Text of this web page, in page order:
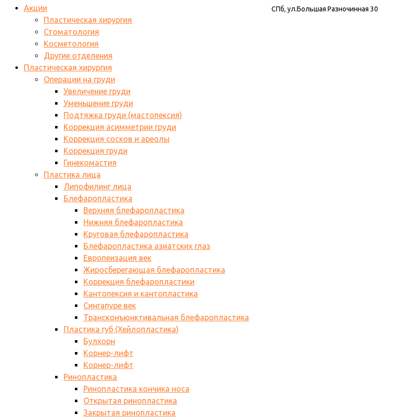
СПб, ул.Большая Разночинная 30
Акции
Пластическая хирургия
Стоматология
Косметология
Другие отделения
Пластическая хирургия
Операции на груди
Увеличение груди
Уменьшение груди
Подтяжка груди (мастопексия)
Коррекция асимметрии груди
Коррекция сосков и ареолы
Коррекция груди
Гинекомастия
Пластика лица
Липофилинг лица
Блефаропластика
Верхняя блефаропластика
Нижняя блефаропластика
Круговая блефаропластика
Блефаропластика азиатских глаз
Европеизация век
Жиросберегающая блефаропластика
Коррекция блефаропластики
Кантопексия и кантопластика
Сингапуре век
Трансконъюнктивальная блефаропластика
Пластика губ (Хейлопластика)
Булхорн
Корнер-лифт
Корнер-лифт
Ринопластика
Ринопластика кончика носа
Открытая ринопластика
Закрытая ринопластика